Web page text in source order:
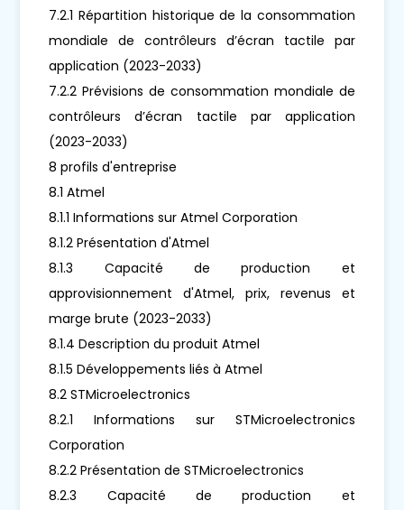
7.2.1 Répartition historique de la consommation
mondiale de contrôleurs d’écran tactile par
application (2023-2033)
7.2.2 Prévisions de consommation mondiale de
contrôleurs d’écran tactile par application
(2023-2033)
8 profils d'entreprise
8.1 Atmel
8.1.1 Informations sur Atmel Corporation
8.1.2 Présentation d'Atmel
8.1.3 Capacité de production et
approvisionnement d'Atmel, prix, revenus et
marge brute (2023-2033)
8.1.4 Description du produit Atmel
8.1.5 Développements liés à Atmel
8.2 STMicroelectronics
8.2.1 Informations sur STMicroelectronics
Corporation
8.2.2 Présentation de STMicroelectronics
8.2.3 Capacité de production et